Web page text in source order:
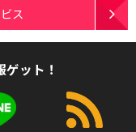
ス
ット！